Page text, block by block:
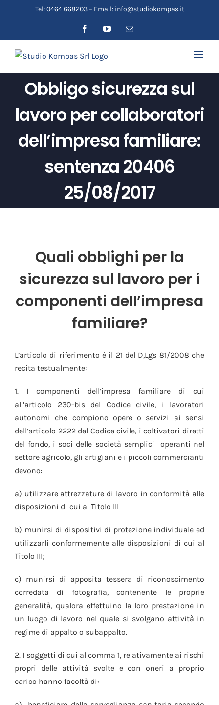
Tel: 0464 668203 – Email: info@studiokompas.it
FacebookYouTubeEmail
Obbligo sicurezza sul
lavoro per collaboratori
dell’impresa familiare:
sentenza 20406
25/08/2017
Quali obblighi per la
sicurezza sul lavoro per i
componenti dell’impresa
familiare?
L’articolo di riferimento è il 21 del D,Lgs 81/2008 che
recita testualmente:
1. I componenti dell’impresa familiare di cui
all’articolo 230-bis del Codice civile, i lavoratori
autonomi che compiono opere o servizi ai sensi
dell’articolo 2222 del Codice civile, i coltivatori diretti
del fondo, i soci delle società semplici operanti nel
settore agricolo, gli artigiani e i piccoli commercianti
devono:
a) utilizzare attrezzature di lavoro in conformità alle
disposizioni di cui al Titolo III
b) munirsi di dispositivi di protezione individuale ed
utilizzarli conformemente alle disposizioni di cui al
Titolo III;
c) munirsi di apposita tessera di riconoscimento
corredata di fotografia, contenente le proprie
generalità, qualora effettuino la loro prestazione in
un luogo di lavoro nel quale si svolgano attività in
regime di appalto o subappalto.
2. I soggetti di cui al comma 1, relativamente ai rischi
propri delle attività svolte e con oneri a proprio
carico hanno facoltà di: